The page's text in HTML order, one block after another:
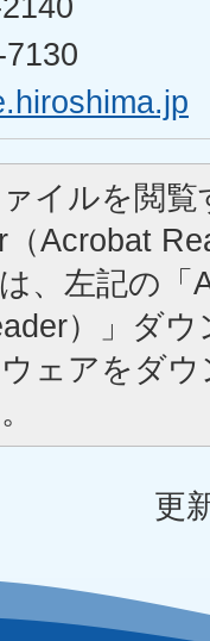
イルを閲
（Acrobat
、左記の「
）」ダ
ェアをダ
更